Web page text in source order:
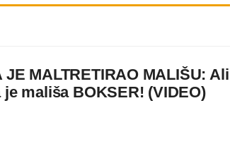
JE MALTRETIRAO MALIŠU: Ali
je mališa BOKSER! (VIDEO)